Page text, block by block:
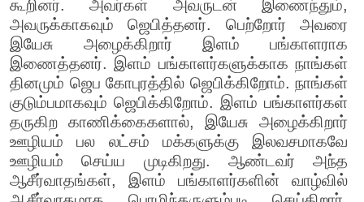
கூறினர். அவர்கள் அவருடன் இணைந்தும்,
அவருக்காகவும் ஜெபித்தனர். பெற்றோர் அவரை
இயேசு அழைக்கிறார் இளம் பங்காளராக
இணைத்தனர். இளம் பங்காளர்களுக்காக நாங்கள்
தினமும் ஜெப கோபுரத்தில் ஜெபிக்கிறோம். நாங்கள்
குடும்பமாகவும் ஜெபிக்கிறோம். இளம் பங்காளர்கள்
தருகிற காணிக்கைகளால், இயேசு அழைக்கிறார்
ஊழியம் பல லட்சம் மக்களுக்கு இலவசமாகவே
ஊழியம் செய்ய முடிகிறது. ஆண்டவர் அந்த
ஆசீர்வாதங்கள், இளம் பங்காளர்களின் வாழ்வில்